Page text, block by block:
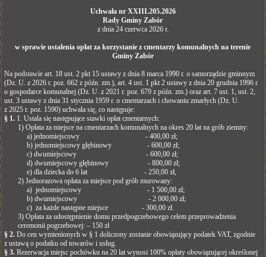
Uchwała nr XXIII.205.2026
Rady Gminy Zabór
z dnia 24 czerwca 2026 r.
w sprawie ustalenia opłat za korzystanie z cmentarzy komunalnych na terenie
Gminy Zabór
Na podstawie art. 18 ust. 2 pkt 15 ustawy z dnia 8 marca 1990 r. o samorządzie gminnym
(Dz. U. z 2026 r. poz. 662 z późn. zm.), art. 4 ust. 1 pkt 2 ustawy z dnia 20 grudnia 1996 r.
o gospodarce komunalnej (Dz. U. z 2021 r. poz. 679 z późn. zm.) oraz art. 7 ust. 1, ust. 2,
ust. 3 ustawy z dnia 31 stycznia 1959 r. o cmentarzach i chowaniu zmarłych (Dz. U.
z 2025 r. poz. 1590) uchwala się, co następuje:
§ 1. 1. Ustala się następujące stawki opłat cmentarnych:
1) Opłata za miejsce na cmentarzach komunalnych na okres 20 lat na grób ziemny:
a) jednomiejscowy - 400,00 zł;
b) jednomiejscowy głębinowy - 600,00 zł;
c) dwumiejscowy - 600,00 zł;
d) dwumiejscowy głębinowy - 800,00 zł;
e) dla dziecka do 6 lat - 250,00 zł,
2) Jednorazowa opłata za miejsce pod grób murowany:
a) jednomiejscowy - 1 500,00 zł;
b) dwumiejscowy - 2 000,00 zł;
c) za każde następne miejsce - 300,00 zł.
3) Opłata za udostępnienie domu przedpogrzebowego celem przeprowadzenia
ceremonii pogrzebowej: – 150 zł
§ 2.Do cen wymienionych w § 1 doliczony zostanie obowiązujący podatek VAT, zgodnie
z ustawą o podatku od towarów i usług.
§ 3.Rezerwacja miejsc pochówku na 20 lat wynosi 100% opłaty obowiązującej określonej